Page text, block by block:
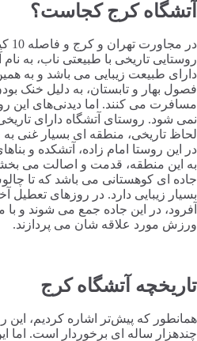
آتشگاه کرج کجاست؟
در
روستایی تاریخی با طبیعتی ناب، به
دارای طبیعت زیبایی می باشد و به
فصول بهار و تابستان، به دلیل خنک
مسافرت می کنند. اما دیدنی‌های این
نمی شود. روستای آتشگاه دارای
لحاظ تاریخی، منطقه ای بسیار غنی
در این روستا امام زاده، آتشکده و
به این منطقه، قدمت و اصالت می
جاده ای کوهستانی می باشد که تا
بسیار زیبایی دارد. در روزهای تعطیل
آفرود، در این جاده جمع می شوند و با
ورزش مورد علاقه شان می پردازند.
تاریخچه آتشگاه کرج
همانطور که پیش‌تر اشاره کردیم، این
چندهزار ساله ای برخوردار است. اما